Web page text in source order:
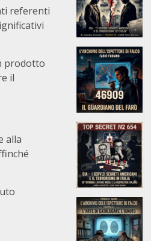
referenti
prodotto
il
alla